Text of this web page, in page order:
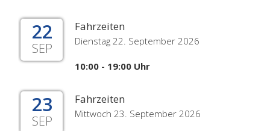
22
SEP
Fahrzeiten
Dienstag 22. September 2026
10:00 - 19:00 Uhr
23
SEP
Fahrzeiten
Mittwoch 23. September 2026